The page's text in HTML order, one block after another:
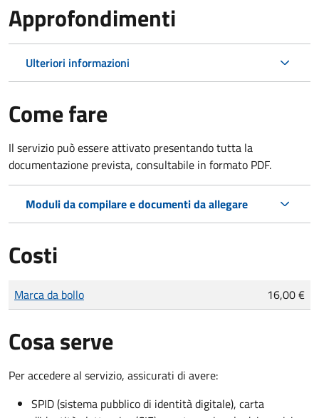
Approfondimenti
Ulteriori informazioni
Come fare
Il servizio può essere attivato presentando tutta la
documentazione prevista, consultabile in formato PDF.
Moduli da compilare e documenti da allegare
Costi
Tipo di pagamento
Importo
Marca da bollo 16,00 €
Cosa serve
Per accedere al servizio, assicurati di avere:
SPID (sistema pubblico di identità digitale), carta